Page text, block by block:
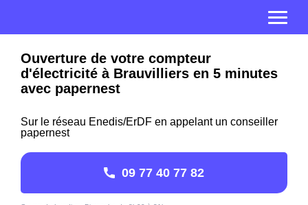
Ouverture de votre compteur
d'électricité à Brauvilliers en 5 minutes
avec papernest
Sur le réseau Enedis/ErDF en appelant un conseiller
papernest
09 77 40 77 82